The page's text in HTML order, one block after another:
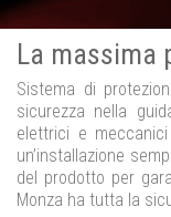
La massima
Sistema di
sicurezza nella
elettrici e
un’installazione
del prodotto per
Monza ha tutta la